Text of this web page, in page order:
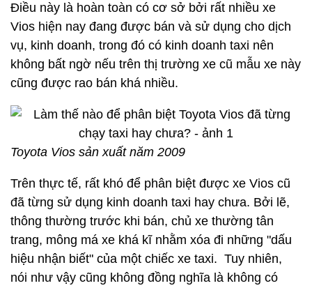
Điều này là hoàn toàn có cơ sở bởi rất nhiều xe
Vios hiện nay đang được bán và sử dụng cho dịch
vụ, kinh doanh, trong đó có kinh doanh taxi nên
không bất ngờ nếu trên thị trường xe cũ mẫu xe này
cũng được rao bán khá nhiều.
Toyota Vios sản xuất năm 2009
Trên thực tế, rất khó để phân biệt được xe Vios cũ
đã từng sử dụng kinh doanh taxi hay chưa. Bởi lẽ,
thông thường trước khi bán, chủ xe thường tân
trang, mông má xe khá kĩ nhằm xóa đi những "dấu
hiệu nhận biết" của một chiếc xe taxi. Tuy nhiên,
nói như vậy cũng không đồng nghĩa là không có